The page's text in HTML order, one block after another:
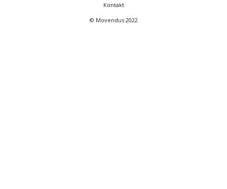
Kontakt
© Movendus 2022